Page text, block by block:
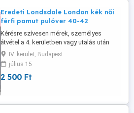
Eredeti Londsdale London kék női
férfi pamut pulóver 40-42
Kérésre szívesen mérek, személyes
átvétel a 4. kerületben vagy utalás után
postázom.
IV. kerület, Budapest
július 15
2 500 Ft